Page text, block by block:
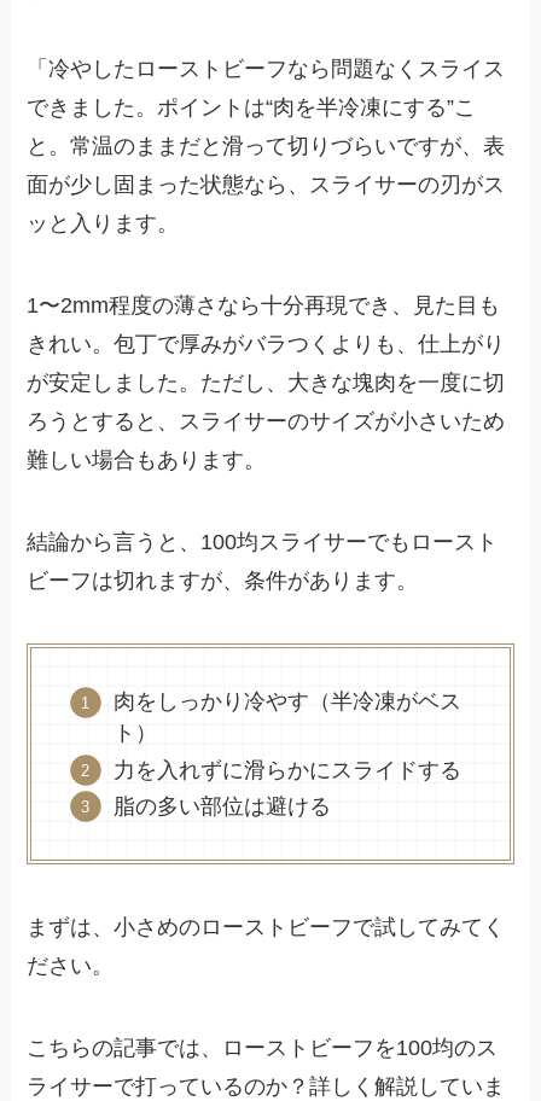
「冷やしたローストビーフなら問題なくスライス
できました。ポイントは“肉を半冷凍にする”こ
と。常温のままだと滑って切りづらいですが、表
面が少し固まった状態なら、スライサーの刃がス
ッと入ります。
1〜2mm程度の薄さなら十分再現でき、見た目も
きれい。包丁で厚みがバラつくよりも、仕上がり
が安定しました。ただし、大きな塊肉を一度に切
ろうとすると、スライサーのサイズが小さいため
難しい場合もあります。
結論から言うと、100均スライサーでもロースト
ビーフは切れますが、条件があります。
肉をしっかり冷やす（半冷凍がベス
ト）
力を入れずに滑らかにスライドする
脂の多い部位は避ける
まずは、小さめのローストビーフで試してみてく
ださい。
こちらの記事では、ローストビーフを100均のス
ライサーで打っているのか？詳しく解説していま